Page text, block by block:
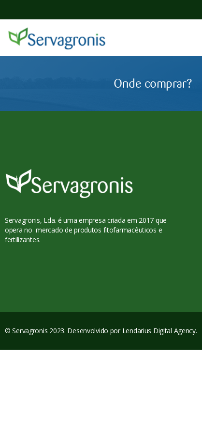
Onde comprar?
Servagronis, Lda. é uma empresa criada em 2017 que
opera no mercado de produtos fitofarmacêuticos e
fertilizantes.
© Servagronis 2023. Desenvolvido por Lendarius Digital Agency.